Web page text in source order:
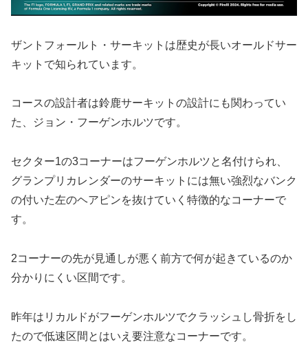
ザントフォールト・サーキットは歴史が長いオールドサー
キットで知られています。
コースの設計者は鈴鹿サーキットの設計にも関わってい
た、ジョン・フーゲンホルツです。
セクター1の3コーナーはフーゲンホルツと名付けられ、
グランプリカレンダーのサーキットには無い強烈なバンク
の付いた左のヘアピンを抜けていく特徴的なコーナーで
す。
2コーナーの先が見通しが悪く前方で何が起きているのか
分かりにくい区間です。
昨年はリカルドがフーゲンホルツでクラッシュし骨折をし
たので低速区間とはいえ要注意なコーナーです。